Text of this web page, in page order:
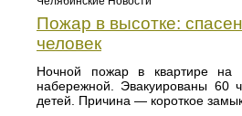
Пожар в высотке:
человек
Ночной пожар в квартире на
набережной. Эвакуированы 60
детей. Причина — короткое